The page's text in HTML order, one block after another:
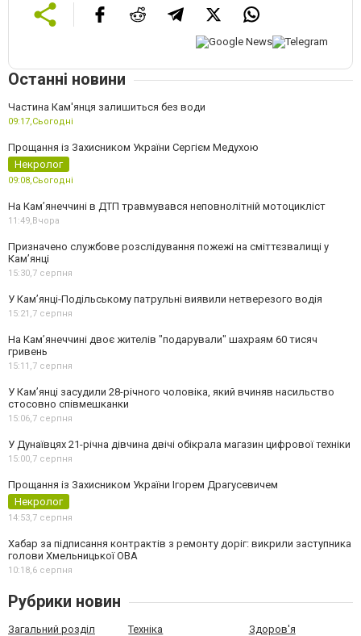
Останні новини
Частина Кам'янця залишиться без води
09:17,Сьогодні
Прощання із Захисником України Сергієм Медухою
Некролог
09:08,Сьогодні
На Кам’янеччині в ДТП травмувався неповнолітній мотоцикліст
11:49,Вчора
Призначено службове розслідування пожежі на сміттєзвалищі у
Кам’янці
15:30,7 серпня
У Кам’янці-Подільському патрульні виявили нетверезого водія
15:21,7 серпня
На Камʼянеччині двоє жителів "подарували" шахраям 60 тисяч
гривень
15:11,7 серпня
У Камʼянці засудили 28-річного чоловіка, який вчиняв насильство
стосовно співмешканки
15:06,7 серпня
У Дунаївцях 21-річна дівчина двічі обікрала магазин цифрової техніки
15:00,7 серпня
Прощання із Захисником України Ігорем Драгусевичем
Некролог
14:53,7 серпня
Хабар за підписання контрактів з ремонту доріг: викрили заступника
голови Хмельницької ОВА
10:18,6 серпня
Рубрики новин
Загальний розділ Техніка Здоров'я